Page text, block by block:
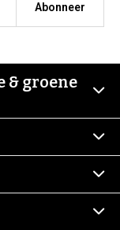
Abonneer
& groene